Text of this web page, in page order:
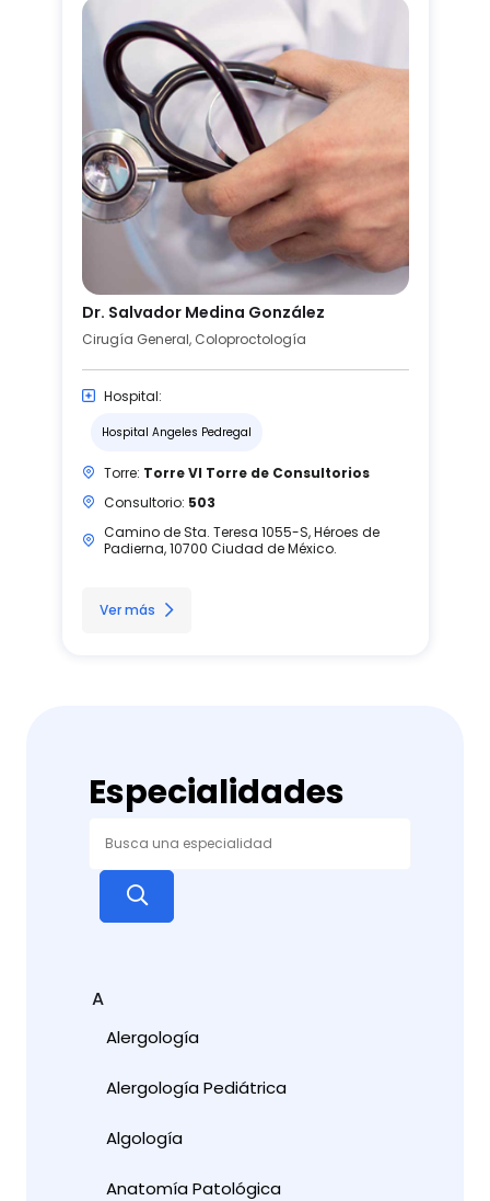
Dr. Salvador Medina González
Cirugía General, Coloproctología
Hospital:
Hospital Angeles Pedregal
Torre: Torre VI Torre de Consultorios
Consultorio: 503
Camino de Sta. Teresa 1055-S, Héroes de
Padierna, 10700 Ciudad de México.
Ver más
Especialidades
A
Alergología
Alergología Pediátrica
Algología
Anatomía Patológica